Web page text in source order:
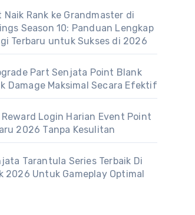
Naik Rank ke Grandmaster di
Season 10: Panduan Lengkap
Terbaru untuk Sukses di 2026
Part Senjata Point Blank
Damage Maksimal Secara Efektif
Reward Login Harian Event Point
2026 Tanpa Kesulitan
Tarantula Series Terbaik Di
2026 Untuk Gameplay Optimal